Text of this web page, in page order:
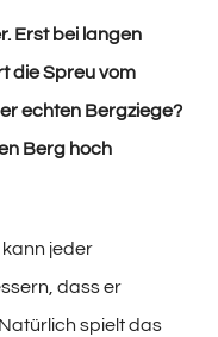
Erst bei langen
die Spreu vom
echten Bergziege?
Berg hoch
jeder
dass er
spielt das